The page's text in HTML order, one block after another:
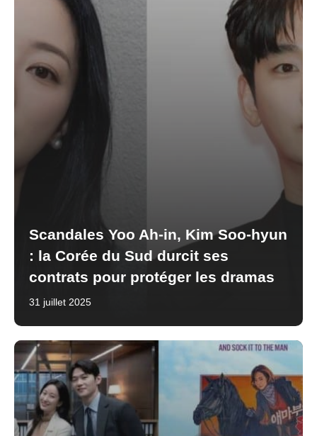
Scandales Yoo Ah-in, Kim Soo-hyun
: la Corée du Sud durcit ses
contrats pour protéger les dramas
31 juillet 2025